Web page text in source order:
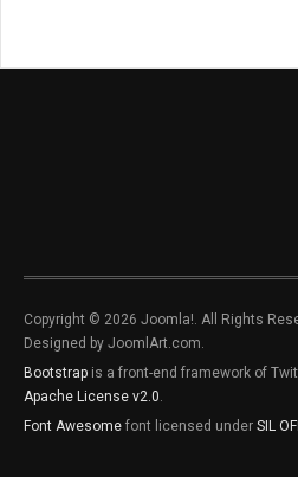
Copyright © 2026 Joomla!. All Rights
Designed by JoomlArt.com.
Bootstrap is a front-end framework of
Apache License v2.0.
Font Awesome font licensed under SIL